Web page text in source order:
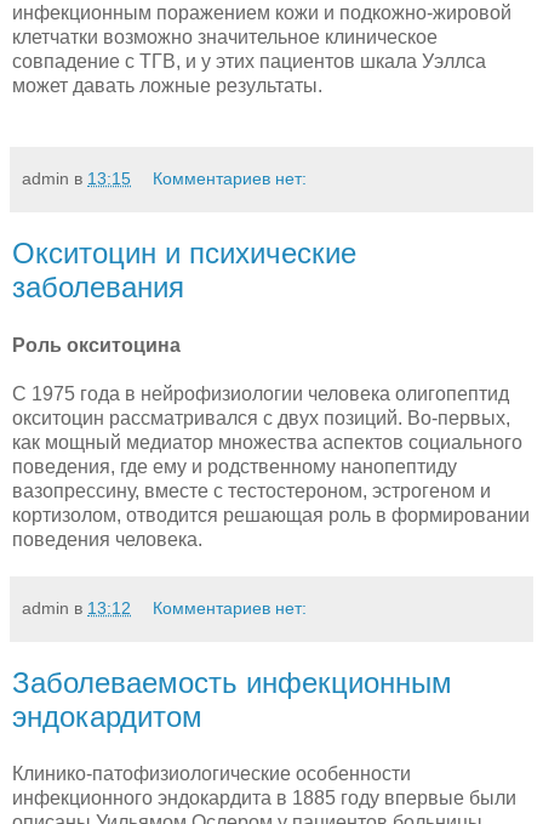
инфекционным поражением кожи и подкожно-жировой
клетчатки возможно значительное клиническое
совпадение с ТГВ, и у этих пациентов шкала Уэллса
может давать ложные результаты.
admin в 13:15 Комментариев нет:
Окситоцин и психические
заболевания
Роль окситоцина
С 1975 года в нейрофизиологии человека олигопептид
окситоцин рассматривался с двух позиций. Во-первых,
как мощный медиатор множества аспектов социального
поведения, где ему и родственному нанопептиду
вазопрессину, вместе с тестостероном, эстрогеном и
кортизолом, отводится решающая роль в формировании
поведения человека.
admin в 13:12 Комментариев нет:
Заболеваемость инфекционным
эндокардитом
Клинико-патофизиологические особенности
инфекционного эндокардита в 1885 году впервые были